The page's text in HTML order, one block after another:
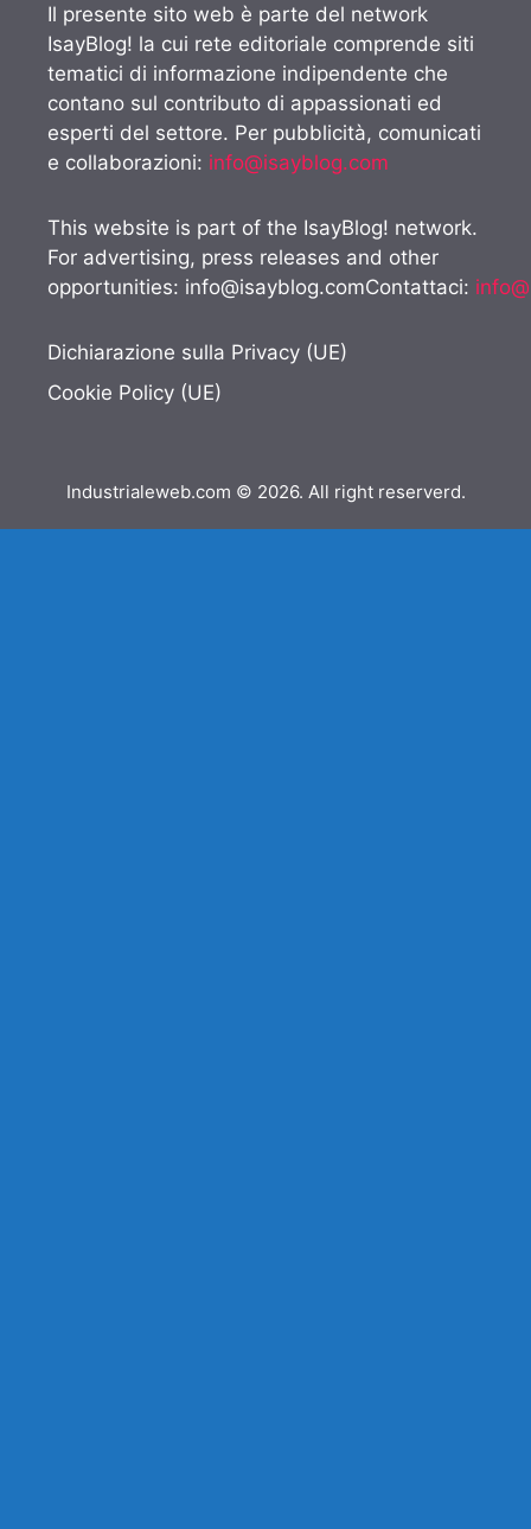
Il presente sito web è parte del network
IsayBlog! la cui rete editoriale comprende siti
tematici di informazione indipendente che
contano sul contributo di appassionati ed
esperti del settore. Per pubblicità, comunicati
e collaborazioni: info@isayblog.com
This website is part of the IsayBlog! network.
For advertising, press releases and other
opportunities: info@isayblog.comContattaci:
Dichiarazione sulla Privacy (UE)
Cookie Policy (UE)
Industrialeweb.com © 2026. All right reserverd.